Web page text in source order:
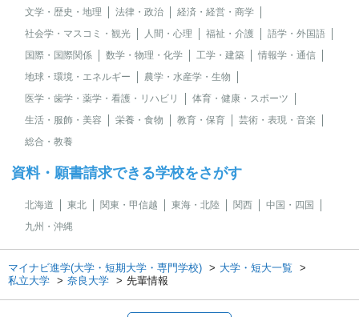
文学・歴史・地理 法律・政治
経済・経営・商学
社会学・マスコミ・観光
人間・心理 福祉・介護
語学・外国語
国際・国際関係
数学・物理・化学 工学・建築
情報学・通信
地球・環境・エネルギー
農学・水産学・生物
医学・歯学・薬学・看護・リハビリ
体育・健康・スポーツ
生活・服飾・美容
栄養・食物 教育・保育
芸術・表現・音楽
総合・教養
資料・願書請求できる学校をさがす
北海道 東北 関東・甲信越 東海・北陸 関西
中国・四国
九州・沖縄
マイナビ進学(大学・短期大学・専門学校)
大学・短大一覧
私立大学
奈良大学 先輩情報